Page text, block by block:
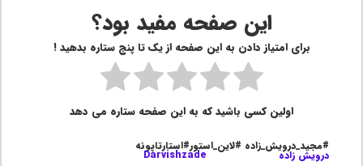
این صفحه مفید بود؟
برای امتیاز دادن به این صفحه از یک تا پنج ستاره بدهید !
اولین کسی باشید که به این صفحه ستاره می دهد
#مجید_درویش_زاده #لاین_استور#استارتاپونه
درویش زاده Darvishzade